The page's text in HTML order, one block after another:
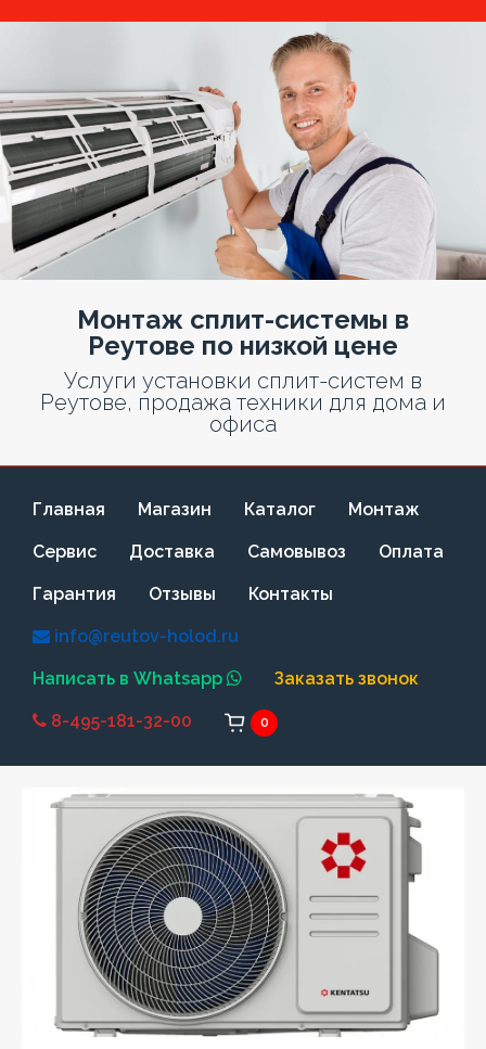
Монтаж сплит-системы в
Реутове по низкой цене
Услуги установки сплит-систем в
Реутове, продажа техники для дома и
офиса
Главная Магазин Каталог Монтаж
Сервис Доставка Самовывоз Оплата
Гарантия Отзывы Контакты
info@reutov-holod.ru
Написать в Whatsapp Заказать звонок
8-495-181-32-00 0